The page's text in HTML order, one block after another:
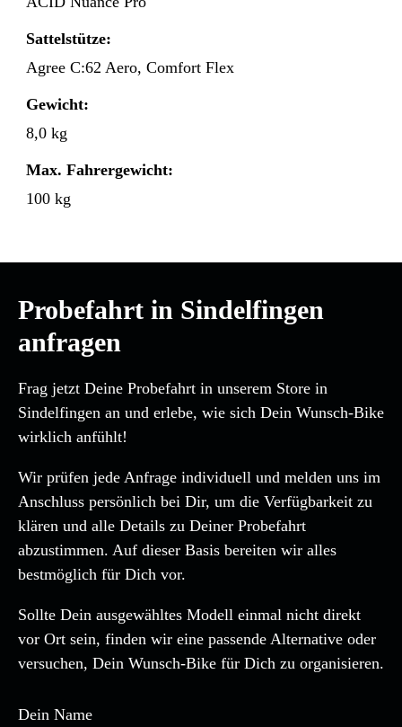
Sattelstütze:
Agree C:62 Aero, Comfort Flex
Gewicht:
8,0 kg
Max. Fahrergewicht:
100 kg
Probefahrt in Sindelfingen
anfragen
Frag jetzt Deine Probefahrt in unserem Store in
Sindelfingen an und erlebe, wie sich Dein Wunsch-Bike
wirklich anfühlt!
Wir prüfen jede Anfrage individuell und melden uns im
Anschluss persönlich bei Dir, um die Verfügbarkeit zu
klären und alle Details zu Deiner Probefahrt
abzustimmen. Auf dieser Basis bereiten wir alles
bestmöglich für Dich vor.
Sollte Dein ausgewähltes Modell einmal nicht direkt
vor Ort sein, finden wir eine passende Alternative oder
versuchen, Dein Wunsch-Bike für Dich zu organisieren.
Dein Name